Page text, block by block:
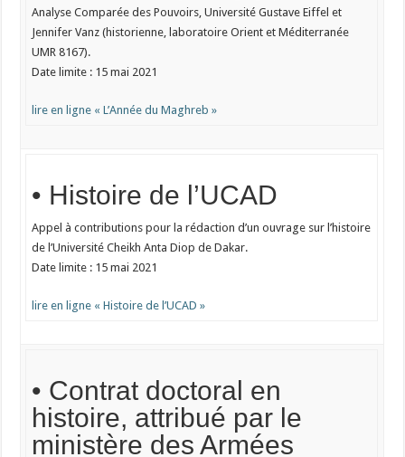
Analyse Comparée des Pouvoirs, Université Gustave Eiffel et
Jennifer Vanz (historienne, laboratoire Orient et Méditerranée
UMR 8167).
Date limite : 15 mai 2021
lire en ligne « L’Année du Maghreb »
• Histoire de l’UCAD
Appel à contributions pour la rédaction d’un ouvrage sur l’histoire
de l’Université Cheikh Anta Diop de Dakar.
Date limite : 15 mai 2021
lire en ligne « Histoire de l’UCAD »
• Contrat doctoral en
histoire, attribué par le
ministère des Armées